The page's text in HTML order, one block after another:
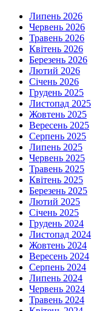
Липень 2026
Червень 2026
Травень 2026
Квітень 2026
Березень 2026
Лютий 2026
Січень 2026
Грудень 2025
Листопад 2025
Жовтень 2025
Вересень 2025
Серпень 2025
Липень 2025
Червень 2025
Травень 2025
Квітень 2025
Березень 2025
Лютий 2025
Січень 2025
Грудень 2024
Листопад 2024
Жовтень 2024
Вересень 2024
Серпень 2024
Липень 2024
Червень 2024
Травень 2024